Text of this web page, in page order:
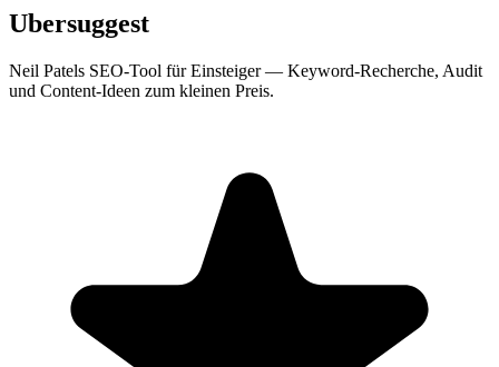
Ubersuggest
Neil Patels SEO-Tool für Einsteiger — Keyword-Recherche, Audit
und Content-Ideen zum kleinen Preis.